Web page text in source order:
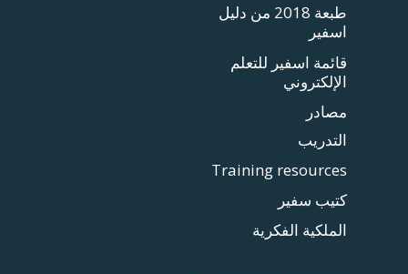
طبعة 2018 من دليل
اسفير
قائمة اسفير للتعلم
الإلكتروني
مصادر
التدريب
Training resources
كتيب سفير
الملكية الفكرية